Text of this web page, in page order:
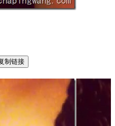
制链接